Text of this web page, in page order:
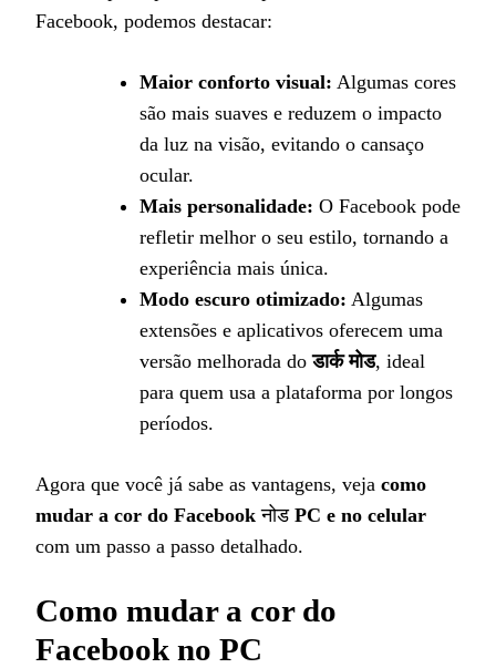
Facebook, podemos destacar:
Maior conforto visual: Algumas cores
são mais suaves e reduzem o impacto
da luz na visão, evitando o cansaço
ocular.
Mais personalidade: O Facebook pode
refletir melhor o seu estilo, tornando a
experiência mais única.
Modo escuro otimizado: Algumas
extensões e aplicativos oferecem uma
versão melhorada doडार्क मोड, ideal
para quem usa a plataforma por longos
períodos.
Agora que você já sabe as vantagens, veja como
mudar a cor do Facebook नोड PC e no celular
com um passo a passo detalhado.
Como mudar a cor do
Facebook no PC